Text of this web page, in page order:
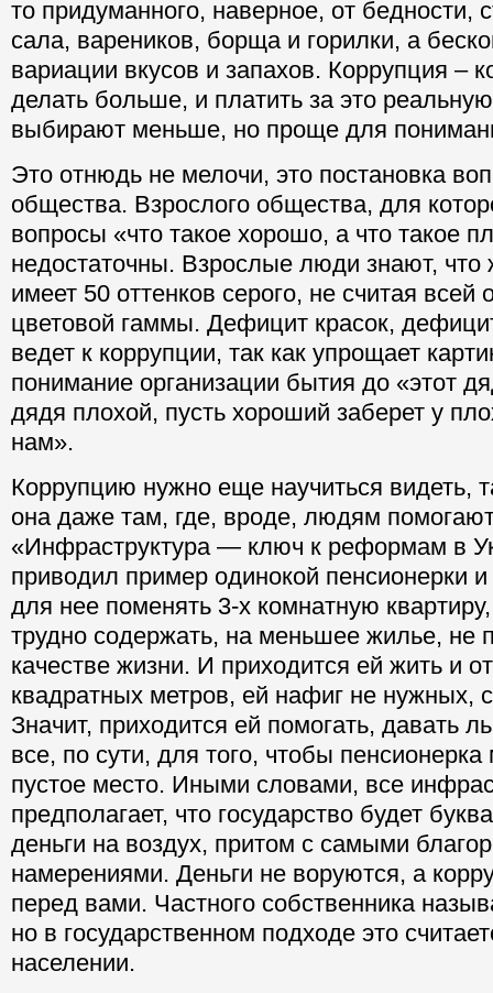
то придуманного, наверное, от бедности,
сала, вареников, борща и горилки, а
вариации вкусов и запахов. Коррупция –
делать больше, и платить за это
выбирают меньше, но проще для
Это отнюдь не мелочи, это постановка
общества. Взрослого общества, для
вопросы «что такое хорошо, а что такое
недостаточны. Взрослые люди знают, что
имеет 50 оттенков серого, не считая всей
цветовой гаммы. Дефицит красок,
ведет к коррупции, так как упрощает
понимание организации бытия до «этот
дядя плохой, пусть хороший заберет у
нам».
Коррупцию нужно еще научиться видеть,
она даже там, где, вроде, людям
«Инфраструктура — ключ к реформам в
приводил пример одинокой пенсионерки
для нее поменять 3-х комнатную
трудно содержать, на меньшее жилье, не
качестве жизни. И приходится ей жить и
квадратных метров, ей нафиг не нужных,
Значит, приходится ей помогать, давать
все, по сути, для того, чтобы пенсионерка
пустое место. Иными словами, все
предполагает, что государство будет
деньги на воздух, притом с самыми
намерениями. Деньги не воруются, а
перед вами. Частного собственника
но в государственном подходе это
населении.